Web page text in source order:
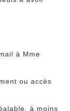
à Mme
ou accès
à moins